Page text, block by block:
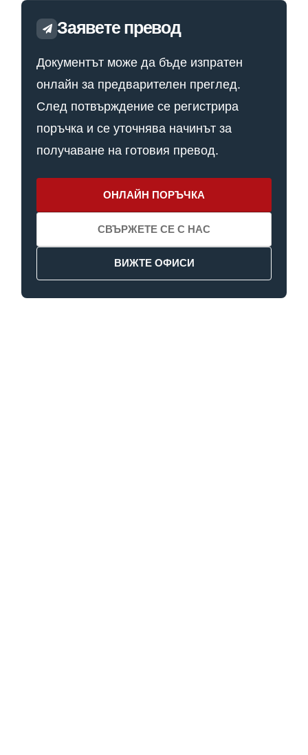
Заявете превод
Документът може да бъде изпратен
онлайн за предварителен преглед.
След потвърждение се регистрира
поръчка и се уточнява начинът за
получаване на готовия превод.
ОНЛАЙН ПОРЪЧКА
СВЪРЖЕТЕ СЕ С НАС
ВИЖТЕ ОФИСИ